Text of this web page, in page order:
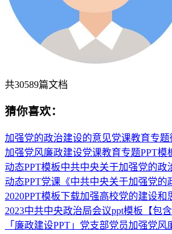
共30589篇文档
猜你喜欢：
加强党的政治建设的意见党课教育专
加强党风廉政建设党课教育专题PPT
动态PPT模板中共中央关于加强党的
动态PPT党课《中共中央关于加强党
2020PPT模板下载加强高校党的建设
2023中共中央政治局会议ppt模板【包
「廉政建设PPT」党支部党员加强党